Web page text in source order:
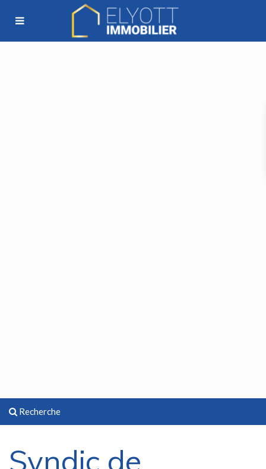
Recherche
Syndic de